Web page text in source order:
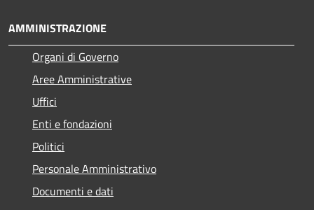
AMMINISTRAZIONE
Organi di Governo
Aree Amministrative
Uffici
Enti e fondazioni
Politici
Personale Amministrativo
Documenti e dati